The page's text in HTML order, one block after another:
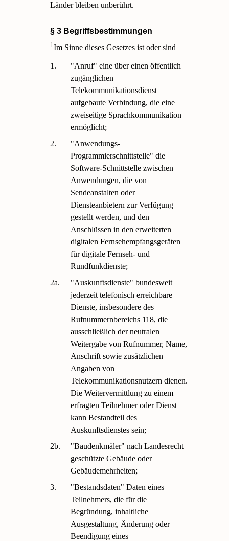
Länder bleiben unberührt.
§ 3 Begriffsbestimmungen
1Im Sinne dieses Gesetzes ist oder sind
1.
"Anruf" eine über einen öffentlich
zugänglichen
Telekommunikationsdienst
aufgebaute Verbindung, die eine
zweiseitige Sprachkommunikation
ermöglicht;
2.
"Anwendungs-
Programmierschnittstelle" die
Software-Schnittstelle zwischen
Anwendungen, die von
Sendeanstalten oder
Diensteanbietern zur Verfügung
gestellt werden, und den
Anschlüssen in den erweiterten
digitalen Fernsehempfangsgeräten
für digitale Fernseh- und
Rundfunkdienste;
2a.
"Auskunftsdienste" bundesweit
jederzeit telefonisch erreichbare
Dienste, insbesondere des
Rufnummernbereichs 118, die
ausschließlich der neutralen
Weitergabe von Rufnummer, Name,
Anschrift sowie zusätzlichen
Angaben von
Telekommunikationsnutzern dienen.
Die Weitervermittlung zu einem
erfragten Teilnehmer oder Dienst
kann Bestandteil des
Auskunftsdienstes sein;
2b.
"Baudenkmäler" nach Landesrecht
geschützte Gebäude oder
Gebäudemehrheiten;
3.
"Bestandsdaten" Daten eines
Teilnehmers, die für die
Begründung, inhaltliche
Ausgestaltung, Änderung oder
Beendigung eines